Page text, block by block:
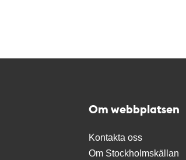
Om webbplatsen
Kontakta oss
Om Stockholmskällan